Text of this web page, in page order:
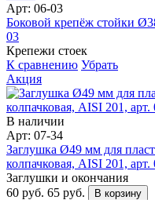
Арт: 06-03
Боковой крепёж стойки
03
Крепежи стоек
К сравнению Убрать
Акция
В наличии
Арт: 07-34
Заглушка Ø49 мм для
колпачковая, AISI 201, арт.
Заглушки и окончания
60 руб. 65 руб. В корзину